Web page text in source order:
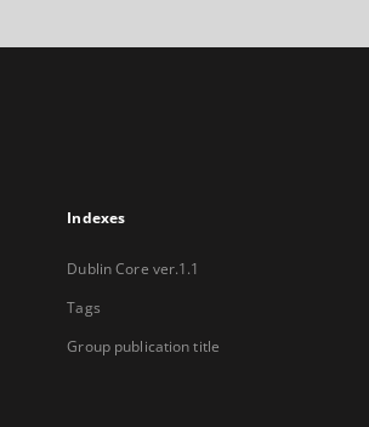
Indexes
Dublin Core ver.1.1
Tags
Group publication title